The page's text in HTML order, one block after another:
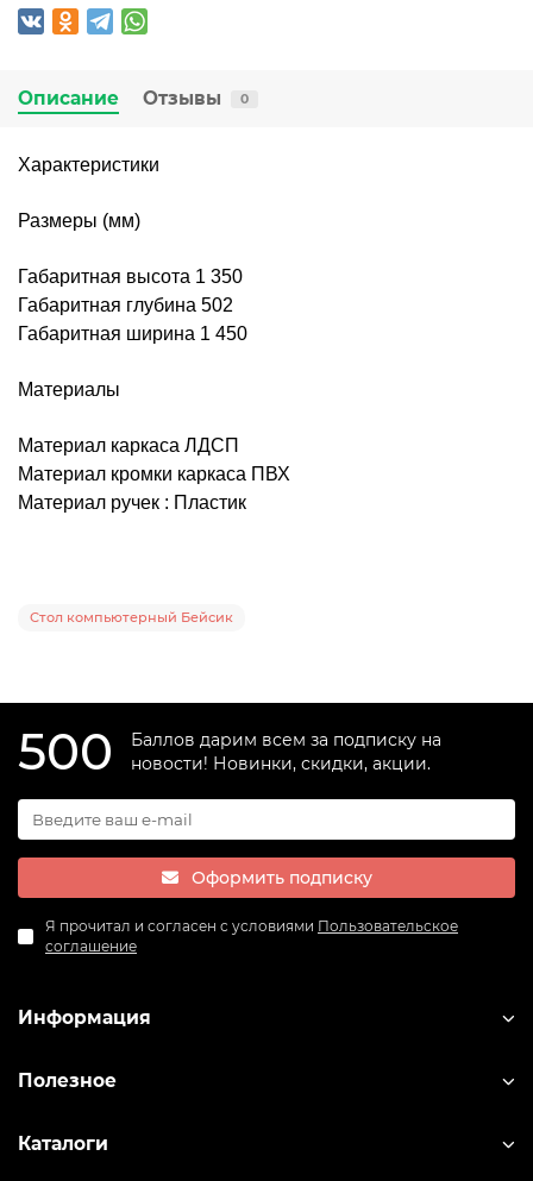
Описание Отзывы 0
Характеристики
Размеры (мм)
Габаритная высота 1 350
Габаритная глубина 502
Габаритная ширина 1 450
Материалы
Материал каркаса ЛДСП
Материал кромки каркаса ПВХ
Материал ручек : Пластик
Стол компьютерный Бейсик
500
Баллов дарим всем за подписку на
новости! Новинки, скидки, акции.
Оформить подписку
Я прочитал и согласен с условиями Пользовательское
соглашение
Информация
Полезное
Каталоги